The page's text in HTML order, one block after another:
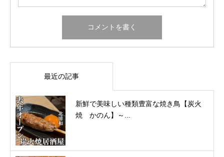
最近の記事
新鮮で美味しい種類豊富な焼き鳥【炭火
焼 かのん】～...